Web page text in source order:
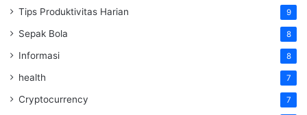
Tips Produktivitas Harian 9
Sepak Bola 8
Informasi 8
health 7
Cryptocurrency 7